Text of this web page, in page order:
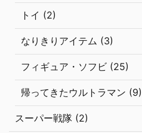
トイ (2)
なりきりアイテム (3)
フィギュア・ソフビ (25)
帰ってきたウルトラマン (9)
スーパー戦隊 (2)